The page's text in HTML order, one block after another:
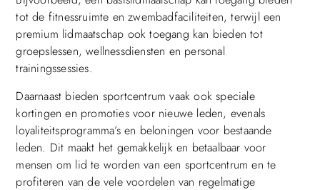
tot de fitnessruimte en zwembadfaciliteiten, terwijl een
premium lidmaatschap ook toegang kan bieden tot
groepslessen, wellnessdiensten en personal
trainingssessies.
Daarnaast bieden sportcentrum vaak ook speciale
kortingen en promoties voor nieuwe leden, evenals
loyaliteitsprogramma’s en beloningen voor bestaande
leden. Dit maakt het gemakkelijk en betaalbaar voor
mensen om lid te worden van een sportcentrum en te
profiteren van de vele voordelen van regelmatige